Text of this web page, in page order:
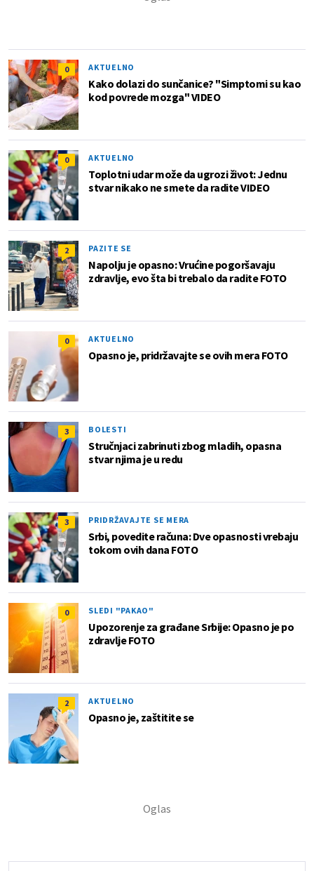
0 AKTUELNO
Kako dolazi do sunčanice? "Simptomi su kao
kod povrede mozga" VIDEO
0 AKTUELNO
Toplotni udar može da ugrozi život: Jednu
stvar nikako ne smete da radite VIDEO
2 PAZITE SE
Napolju je opasno: Vrućine pogoršavaju
zdravlje, evo šta bi trebalo da radite FOTO
0 AKTUELNO
Opasno je, pridržavajte se ovih mera FOTO
3 BOLESTI
Stručnjaci zabrinuti zbog mladih, opasna
stvar njima je u redu
3 PRIDRŽAVAJTE SE MERA
Srbi, povedite računa: Dve opasnosti vrebaju
tokom ovih dana FOTO
0 SLEDI "PAKAO"
Upozorenje za građane Srbije: Opasno je po
zdravlje FOTO
2 AKTUELNO
Opasno je, zaštitite se